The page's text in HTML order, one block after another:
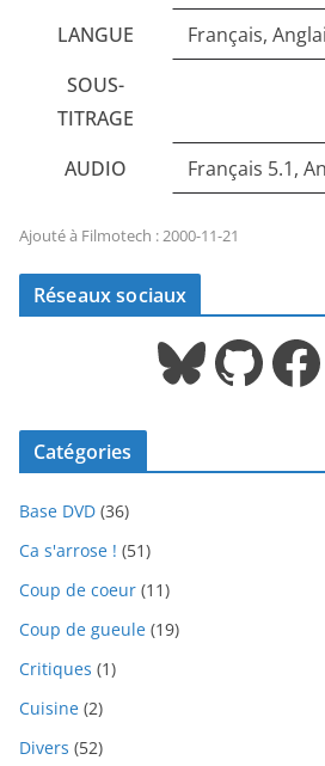
LANGUE
Français,
SOUS-
TITRAGE
AUDIO
Français 5.1,
Ajouté à Filmotech : 2000-11-21
Réseaux sociaux
Bluesky GitHub Facebook
Catégories
Base DVD (36)
Ca s'arrose ! (51)
Coup de coeur (11)
Coup de gueule (19)
Critiques (1)
Cuisine (2)
Divers (52)